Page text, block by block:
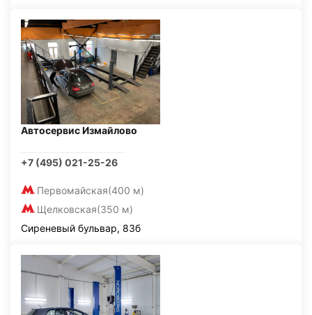
Автосервис Измайлово
+7 (495) 021-25-26
Первомайская(400 м)
Щелковская(350 м)
Сиреневый бульвар, 83б